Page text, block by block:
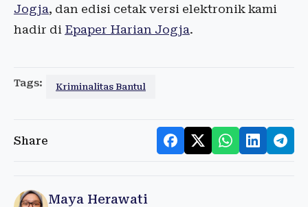
Jogja, dan edisi cetak versi elektronik kami
hadir di Epaper Harian Jogja.
Tags: Kriminalitas Bantul
Share
Maya Herawati